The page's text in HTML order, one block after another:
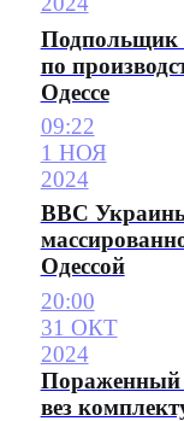
Подпольщик
по
Одессе
09:22
1 НОЯ
2024
ВВС
Одессой
20:00
31 ОКТ
2024
Пораженный
вез